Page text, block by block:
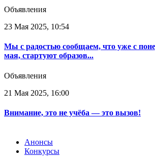
Объявления
23 Мая 2025, 10:54
Мы с радостью сообщаем, что уже с
мая, стартуют образов...
Объявления
21 Мая 2025, 16:00
Внимание, это не учёба — это вызов!
Анонсы
Конкурсы